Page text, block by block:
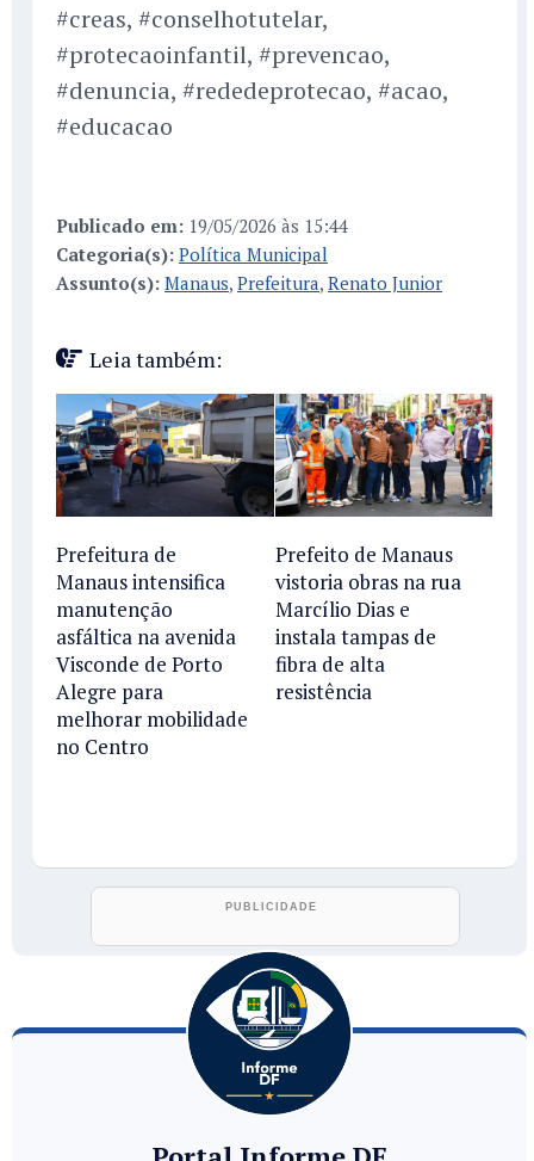
#creas, #conselhotutelar,
#protecaoinfantil, #prevencao,
#denuncia, #rededeprotecao, #acao,
#educacao
Publicado em: 19/05/2026 às 15:44
Categoria(s): Política Municipal
Assunto(s): Manaus, Prefeitura, Renato Junior
Leia também:
Prefeitura de
Manaus intensifica
manutenção
asfáltica na avenida
Visconde de Porto
Alegre para
melhorar mobilidade
no Centro
Prefeito de Manaus
vistoria obras na rua
Marcílio Dias e
instala tampas de
fibra de alta
resistência